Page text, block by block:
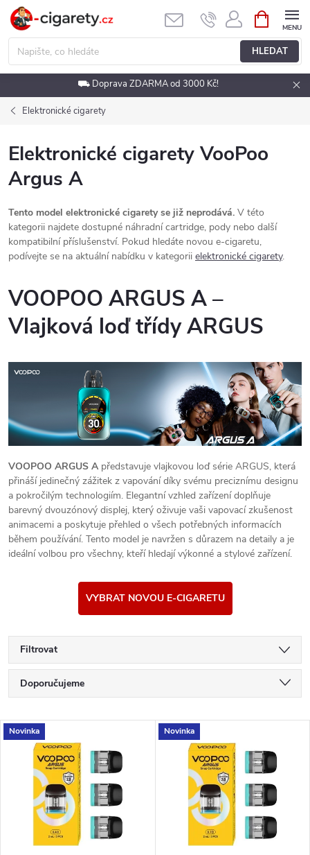
Přejít
obsah
HLEDAT
NÁKUPNÍ
KOŠÍK
⛟ Doprava ZDARMA od 3000 Kč!
Elektronické cigarety
Elektronické cigarety VooPoo
Argus A
Tento model elektronické cigarety se již neprodává. V této
kategorii najdete dostupné náhradní cartridge, pody nebo další
kompatibilní příslušenství. Pokud hledáte novou e-cigaretu,
podívejte se na aktuální nabídku v kategorii elektronické cigarety.
VOOPOO ARGUS A –
Vlajková loď třídy ARGUS
VOOPOO ARGUS Apředstavuje vlajkovou loď série ARGUS, která
přináší jedinečný zážitek z vapování díky svému preciznímu designu
a pokročilým technologiím. Elegantní vzhled zařízení doplňuje
barevný dvouzónový displej, který oživuje vaši vapovací zkušenost
animacemi a poskytuje přehled o všech potřebných informacích
během používání. Tento model je navržen s důrazem na detaily a je
ideální volbou pro všechny, kteří hledají výkonné a stylové zařízení.
VYBRAT NOVOU E-CIGARETU
Filtrovat
Ř
a
Doporučujeme
Nejdražší
Nejprodávanější
Abecedně
V
Novinka Novinka